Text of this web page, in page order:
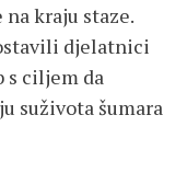
kraju staze.
djelatnici
s ciljem da
suživota šumara